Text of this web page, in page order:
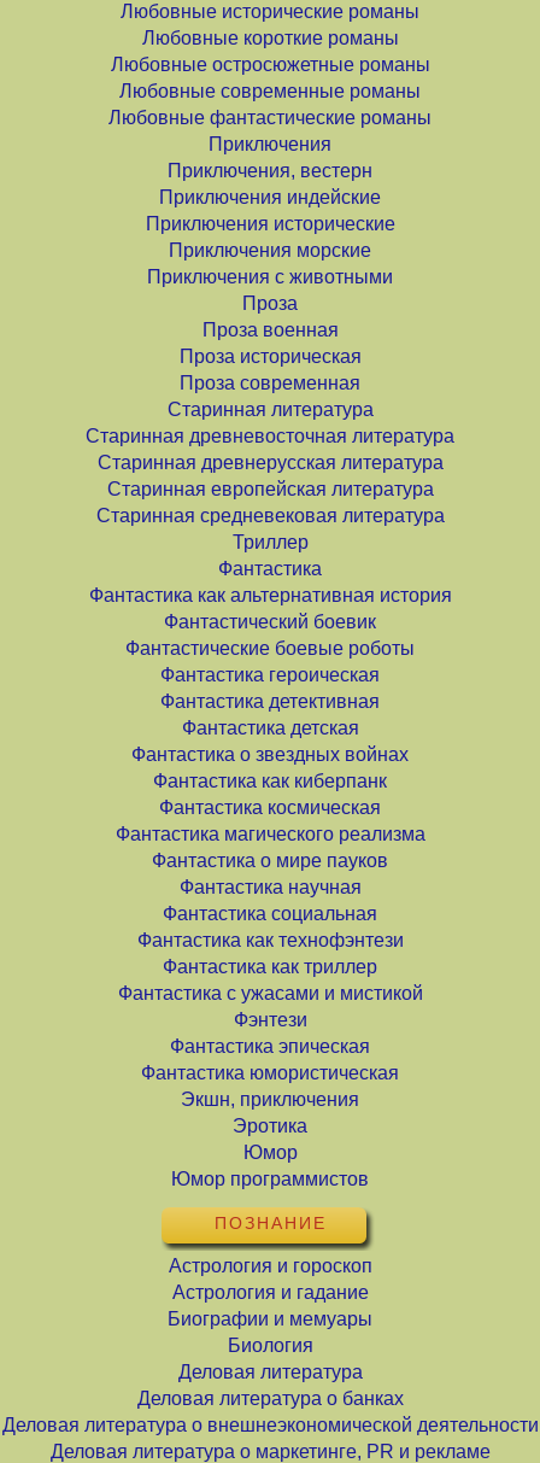
Любовные исторические романы
Любовные короткие романы
Любовные остросюжетные романы
Любовные современные романы
Любовные фантастические романы
Приключения
Приключения, вестерн
Приключения индейские
Приключения исторические
Приключения морские
Приключения с животными
Проза
Проза военная
Проза историческая
Проза современная
Старинная литература
Старинная древневосточная литература
Старинная древнерусская литература
Старинная европейская литература
Старинная средневековая литература
Триллер
Фантастика
Фантастика как альтернативная история
Фантастический боевик
Фантастические боевые роботы
Фантастика героическая
Фантастика детективная
Фантастика детская
Фантастика о звездных войнах
Фантастика как киберпанк
Фантастика космическая
Фантастика магического реализма
Фантастика о мире пауков
Фантастика научная
Фантастика социальная
Фантастика как технофэнтези
Фантастика как триллер
Фантастика с ужасами и мистикой
Фэнтези
Фантастика эпическая
Фантастика юмористическая
Экшн, приключения
Эротика
Юмор
Юмор программистов
ПОЗНАНИЕ
Астрология и гороскоп
Астрология и гадание
Биографии и мемуары
Биология
Деловая литература
Деловая литература о банках
Деловая литература о внешнеэкономической деятельности
Деловая литература о маркетинге, PR и рекламе